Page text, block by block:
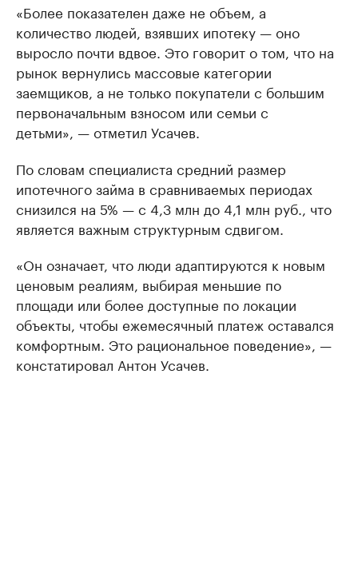
«Более показателен даже не объем, а
количество людей, взявших ипотеку — оно
выросло почти вдвое. Это говорит о том, что на
рынок вернулись массовые категории
заемщиков, а не только покупатели с большим
первоначальным взносом или семьи с
детьми», — отметил Усачев.
По словам специалиста средний размер
ипотечного займа в сравниваемых периодах
снизился на 5% — с 4,3 млн до 4,1 млн руб., что
является важным структурным сдвигом.
«Он означает, что люди адаптируются к новым
ценовым реалиям, выбирая меньшие по
площади или более доступные по локации
объекты, чтобы ежемесячный платеж оставался
комфортным. Это рациональное поведение», —
констатировал Антон Усачев.